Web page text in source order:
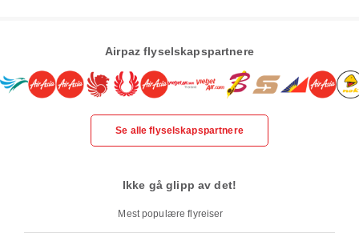
Airpaz flyselskapspartnere
Se alle flyselskapspartnere
Ikke gå glipp av det!
Mest populære flyreiser